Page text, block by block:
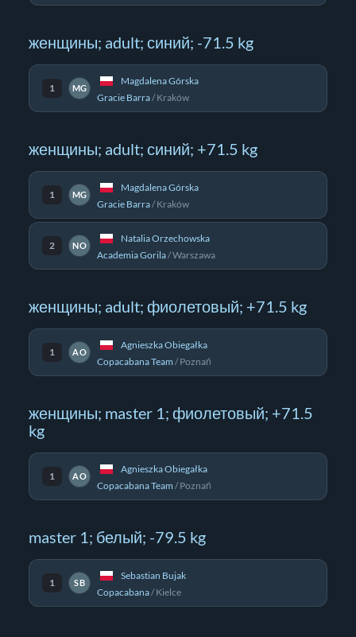
женщины; adult; синий; -71.5 kg
1 MG
Magdalena Górska
Gracie Barra/Kraków
женщины; adult; синий; +71.5 kg
1 MG
Magdalena Górska
Gracie Barra/Kraków
2 NO
Natalia Orzechowska
Academia Gorila/Warszawa
женщины; adult; фиолетовый; +71.5 kg
1 AO
Agnieszka Obiegałka
Copacabana Team /Poznań
женщины; master 1; фиолетовый; +71.5
kg
1 AO
Agnieszka Obiegałka
Copacabana Team /Poznań
master 1; белый; -79.5 kg
1 SB
Sebastian Bujak
Copacabana/Kielce